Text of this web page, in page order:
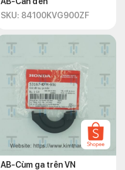
SKU: 84100KVG900ZF
AB-Cùm ga trên VN